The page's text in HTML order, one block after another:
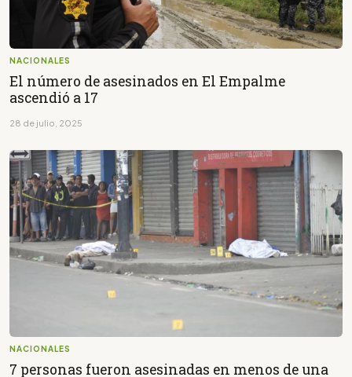
NACIONALES
El número de asesinados en El Empalme
ascendió a 17
28 de julio, 2025
NACIONALES
7 personas fueron asesinadas en menos de una